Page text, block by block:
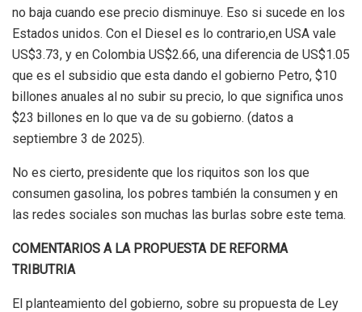
no baja cuando ese precio disminuye. Eso si sucede en los
Estados unidos. Con el Diesel es lo contrario,en USA vale
US$3.73, y en Colombia US$2.66, una diferencia de US$1.05
que es el subsidio que esta dando el gobierno Petro, $10
billones anuales al no subir su precio, lo que significa unos
$23 billones en lo que va de su gobierno. (datos a
septiembre 3 de 2025).
No es cierto, presidente que los riquitos son los que
consumen gasolina, los pobres también la consumen y en
las redes sociales son muchas las burlas sobre este tema.
COMENTARIOS A LA PROPUESTA DE REFORMA
TRIBUTRIA
El planteamiento del gobierno, sobre su propuesta de Ley